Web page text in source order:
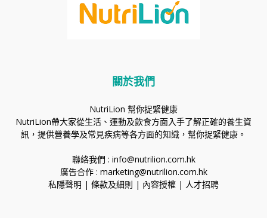
關於我們
NutriLion 幫你捉緊健康
NutriLion帶大家從生活、運動及飲食方面入手了解正確的養生資
訊，提供營養學及常見疾病等各方面的知識，幫你捉緊健康。
聯絡我們 : info@nutrilion.com.hk
廣告合作 : marketing@nutrilion.com.hk
私隱聲明 | 條款及細則 | 內容授權 | 人才招聘